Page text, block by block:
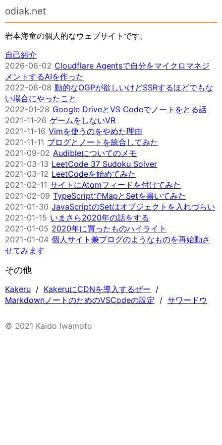
odiak.net
岩本海童の個人的なウェブサイトです。
自己紹介
2026-06-02 Cloudflare Agentsで自分をマイクロマネジ
メントするAIを作った
2022-06-08 動的なOGPが欲しいけどSSRするほどでもな
い場合にやったこと
2022-01-28 Google DriveとVS Codeでノートをとる話
2021-11-26 ゲームをしないVR
2021-11-16 Vimを使うのをやめた理由
2021-11-11 ブログとノートを統合してみた
2021-09-02 Audibleについてのメモ
2021-03-13 LeetCode 37 Sudoku Solver
2021-03-12 LeetCodeを始めてみた
2021-02-11 サイトにAtomフィードを付けてみた
2021-02-09 TypeScriptでMapとSetを書いてみた
2021-01-30 JavaScriptのSetはオブジェクトを入れづらい
2021-01-15 いまさら2020年の話をする
2021-01-05 2020年に買ったものハイライト
2021-01-04 個人サイト兼ブログのようなものを再始動さ
せてみます
その他
Kakeru
KakeruにCDNを導入するぜー
MarkdownノートのためのVSCodeの設定
サワードウ
© 2021 Kaido Iwamoto